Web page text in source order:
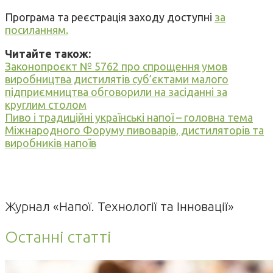
Програма та реєстрація заходу доступні за
посиланням.
Читайте також:
Законопроєкт № 5762 про спрощення умов
виробництва дистилятів суб’єктами малого
підприємництва обговорили на засіданні за
круглим столом
Пиво і традиційні українські напої – головна тема
Міжнародного Форуму пивоварів, дистиляторів та
виробників напоїв
Журнал «Напої. Технології та Інновації»
Останні статті